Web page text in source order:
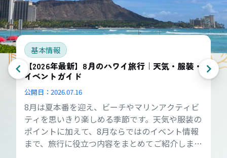
基本情報
【2026年最新】8月のハワイ旅行｜天気・服装・
イベントガイド
公開日： 2026.07.16
8月は夏本番を迎え、ビーチやマリンアクティビ
ティを思いきり楽しめる季節です。天気や服装の
ポイントに加えて、8月ならではのイベント情報
まで、旅行に役立つ内容をまとめてご紹介しま